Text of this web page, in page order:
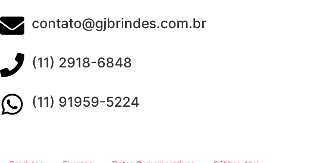
contato@gjbrindes.com.br
(11) 2918-6848
(11) 91959-5224